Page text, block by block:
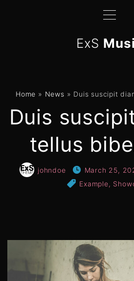
ExS
Home » News » Duis suscipit
Duis
tellus
johndoe March 25,
Example